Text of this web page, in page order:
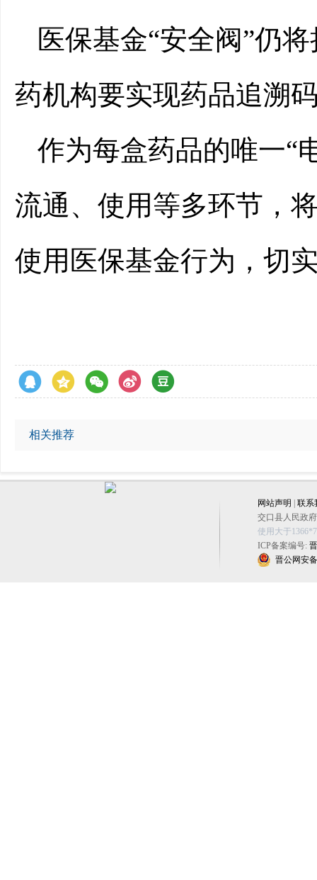
医保基金“安全阀”仍
药机构要实现药品追溯
作为每盒药品的唯一“
流通、使用等多环节，
使用医保基金行为，切
相关推荐
网站声明
联系
交口县人民政
使用大于
ICP备案编号:
晋公网安